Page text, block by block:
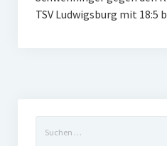
W U16
TSV Ludwigsburg mit 18:5
nach: